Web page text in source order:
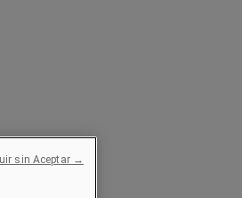
sin Aceptar →